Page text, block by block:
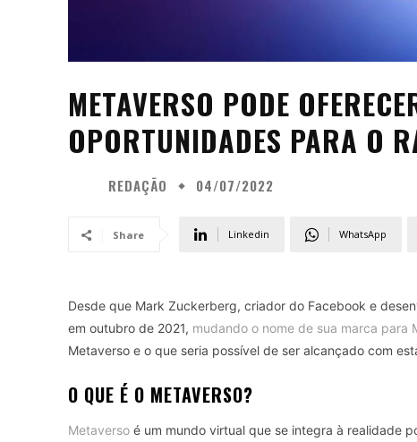
METAVERSO PODE
OPORTUNIDADES PARA O
REDAÇÃO 04/07/2022
Share Linkedin WhatsApp
Desde que Mark Zuckerberg, criador do Facebook e
em outubro de 2021, mudando o nome de sua marca para
Metaverso e o que seria possível de ser alcançado com
O QUE É O METAVERSO?
Metaverso é um mundo virtual que se integra à realidade